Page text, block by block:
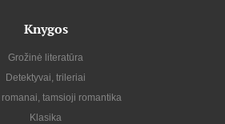
Knygos
Grožinė literatūra
Detektyvai, trileriai
romanai, tamsioji romantika
Klasika